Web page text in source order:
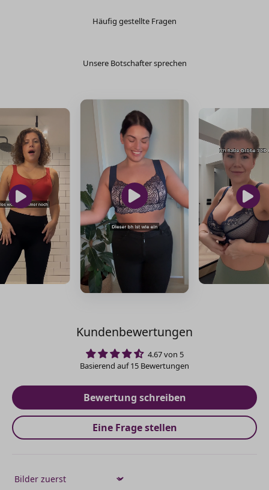
Häufig gestellte Fragen
Unsere Botschafter sprechen
Kundenbewertungen
4.67 von 5
Basierend auf 15 Bewertungen
Bewertung schreiben
Eine Frage stellen
Sort by